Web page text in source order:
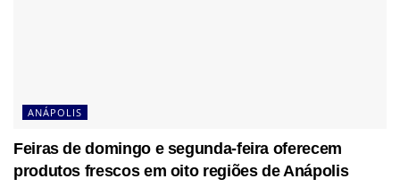
ANÁPOLIS
Feiras de domingo e segunda-feira oferecem
produtos frescos em oito regiões de Anápolis